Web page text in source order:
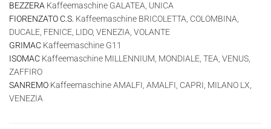
BEZZERA Kaffeemaschine GALATEA, UNICA
FIORENZATO C.S. Kaffeemaschine BRICOLETTA, COLOMBINA,
DUCALE, FENICE, LIDO, VENEZIA, VOLANTE
GRIMAC Kaffeemaschine G11
ISOMAC Kaffeemaschine MILLENNIUM, MONDIALE, TEA, VENUS,
ZAFFIRO
SANREMO Kaffeemaschine AMALFI, AMALFI, CAPRI, MILANO LX,
VENEZIA